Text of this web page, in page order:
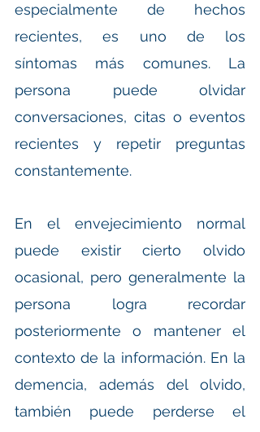
especialmente de hechos
recientes, es uno de los
síntomas más comunes. La
persona puede olvidar
conversaciones, citas o eventos
recientes y repetir preguntas
constantemente.
En el envejecimiento normal
puede existir cierto olvido
ocasional, pero generalmente la
persona logra recordar
posteriormente o mantener el
contexto de la información. En la
demencia, además del olvido,
también puede perderse el